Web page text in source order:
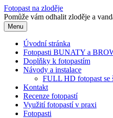
Přejít
k
obsahu
webu
Fotopast na zloděje
Pomůže vám odhalit zloděje a
Menu
Úvodní stránka
Fotopasti BUNATY a
Doplňky k fotopastím
Návody a instalace
FULL HD fotopast se
Kontakt
Recenze fotopastí
Využití fotopastí v praxi
Fotopasti